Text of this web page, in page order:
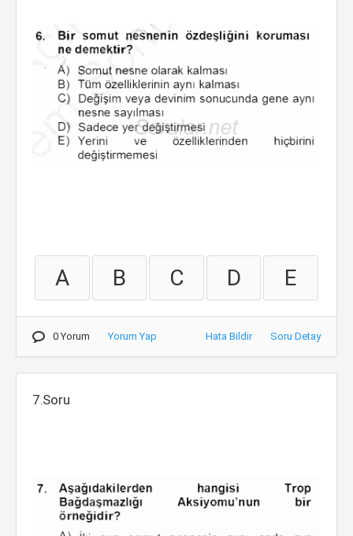
A B C D E
0 Yorum Yorum Yap Hata Bildir Soru Detay
7.Soru